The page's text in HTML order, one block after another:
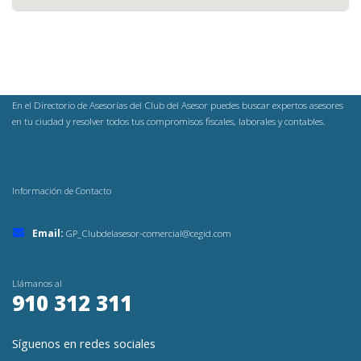
En el Directorio de Asesorías del Club del Asesor puedes buscar expertos asesores
en tu ciudad y resolver todos tus compromisos fiscales, laborales y contables.
Información de Contacto
Email: GP_Clubdelasesor-comercial@cegid.com
Llámanos al
910 312 311
Síguenos en redes sociales